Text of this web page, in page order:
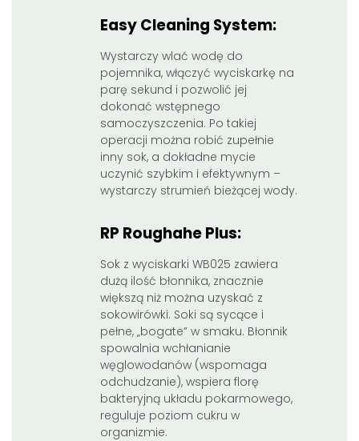
Easy Cleaning System:
Wystarczy wlać wodę do
pojemnika, włączyć wyciskarkę na
parę sekund i pozwolić jej
dokonać wstępnego
samoczyszczenia. Po takiej
operacji można robić zupełnie
inny sok, a dokładne mycie
uczynić szybkim i efektywnym –
wystarczy strumień bieżącej wody.
RP Roughahe Plus:
Sok z wyciskarki WB025 zawiera
dużą ilość błonnika, znacznie
większą niż można uzyskać z
sokowirówki. Soki są sycące i
pełne, „bogate” w smaku. Błonnik
spowalnia wchłanianie
węglowodanów (wspomaga
odchudzanie), wspiera florę
bakteryjną układu pokarmowego,
reguluje poziom cukru w
organizmie.